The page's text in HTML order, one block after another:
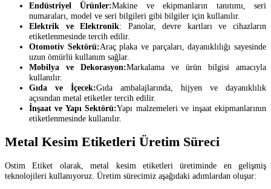
Endüstriyel Ürünler:Makine ve ekipmanların tanıtımı, seri
numaraları, model ve seri bilgileri gibi bilgiler için kullanılır.
Elektrik ve Elektronik: Panolar, devre kartları ve cihazların
etiketlenmesinde tercih edilir.
Otomotiv Sektörü:Araç plaka ve parçaları, dayanıklılığı sayesinde
uzun ömürlü kullanım sağlar.
Mobilya ve Dekorasyon:Markalama ve ürün bilgisi amacıyla
kullanılır.
Gıda ve İçecek:Gıda ambalajlarında, hijyen ve dayanıklılık
açısından metal etiketler tercih edilir.
İnşaat ve Yapı Sektörü:Yapı malzemeleri ve inşaat ekipmanlarının
etiketlenmesinde kullanılır.
Metal Kesim Etiketleri Üretim Süreci
Ostim Etiket olarak, metal kesim etiketleri üretiminde en gelişmiş
teknolojileri kullanıyoruz. Üretim sürecimiz aşağıdaki adımlardan oluşur: